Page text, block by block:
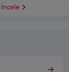
İncele